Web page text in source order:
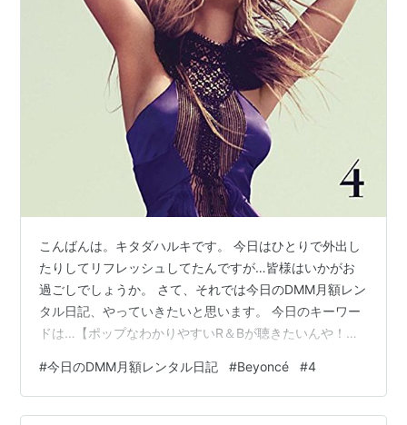
こんばんは。キタダハルキです。 今日はひとりで外出し
たりしてリフレッシュしてたんですが…皆様はいかがお
過ごしでしょうか。 さて、それでは今日のDMM月額レン
タル日記、やっていきたいと思います。 今日のキーワー
ドは…【ポップなわかりやすいR＆Bが聴きたいんや！と
ます。
#今日のDMM月額レンタル日記 #Beyoncé #4